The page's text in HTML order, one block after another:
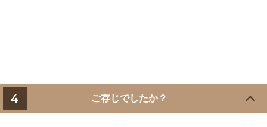
4 ご存じでしたか？